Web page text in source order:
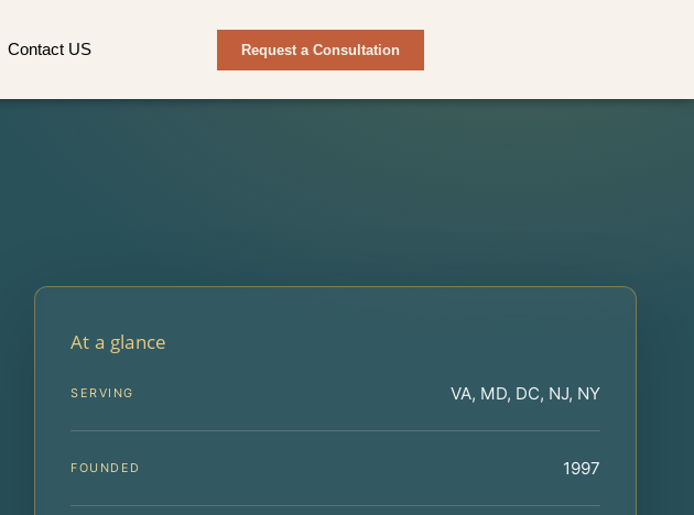
Contact US Request a Consultation
At a glance
SERVING VA, MD, DC, NJ, NY
FOUNDED 1997